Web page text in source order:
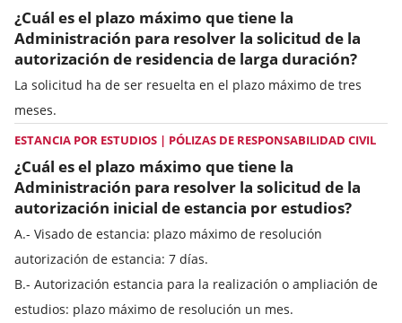
¿Cuál es el plazo máximo que tiene la
Administración para resolver la solicitud de la
autorización de residencia de larga duración?
La solicitud ha de ser resuelta en el plazo máximo de tres
meses.
ESTANCIA POR ESTUDIOS | PÓLIZAS DE RESPONSABILIDAD CIVIL
¿Cuál es el plazo máximo que tiene la
Administración para resolver la solicitud de la
autorización inicial de estancia por estudios?
A.- Visado de estancia: plazo máximo de resolución
autorización de estancia: 7 días.
B.- Autorización estancia para la realización o ampliación de
estudios: plazo máximo de resolución un mes.